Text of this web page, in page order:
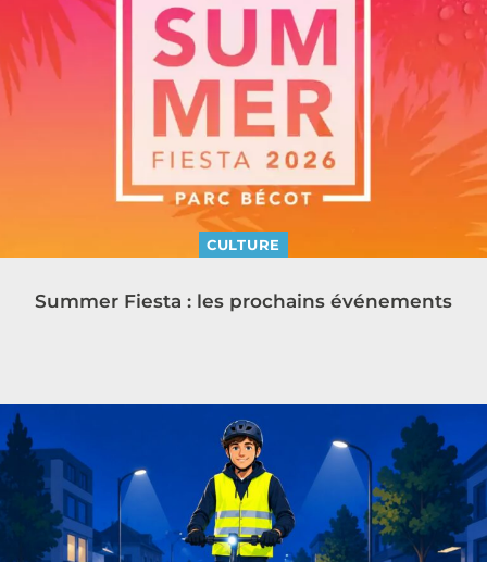
CULTURE
Summer Fiesta : les prochains événements